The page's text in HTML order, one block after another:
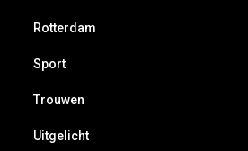
Rotterdam
Sport
Trouwen
Uitgelicht